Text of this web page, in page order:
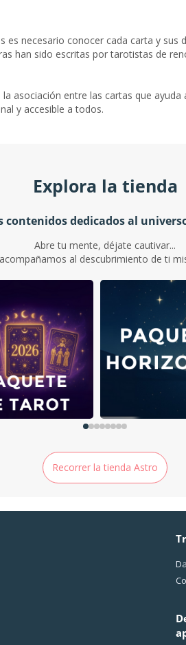
necesario conocer cada carta y
han sido escritas por tarotistas de
asociación entre las cartas que
y accesible a todos.
Explora la tienda
contenidos dedicados al
Abre tu mente, déjate cautivar...
al descubrimiento de ti
Recorrer la tienda Astro